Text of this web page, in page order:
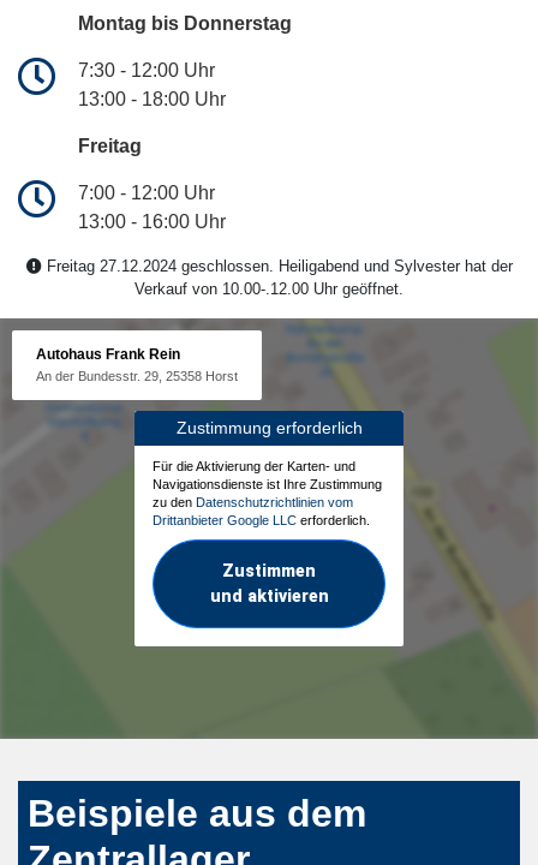
Montag bis Donnerstag
7:30 - 12:00 Uhr
13:00 - 18:00 Uhr
Freitag
7:00 - 12:00 Uhr
13:00 - 16:00 Uhr
Freitag 27.12.2024 geschlossen. Heiligabend und Sylvester hat der
Verkauf von 10.00-.12.00 Uhr geöffnet.
Autohaus Frank Rein
An der Bundesstr. 29, 25358 Horst
Zustimmung erforderlich
Für die Aktivierung der Karten- und
Navigationsdienste ist Ihre Zustimmung
zu den Datenschutzrichtlinien vom
Drittanbieter Google LLC erforderlich.
Zustimmen
und aktivieren
Beispiele aus dem